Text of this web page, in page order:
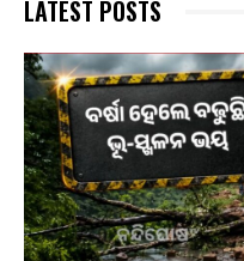
LATEST POSTS